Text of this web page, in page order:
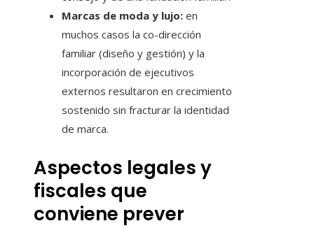
Marcas de moda y lujo: en
muchos casos la co-dirección
familiar (diseño y gestión) y la
incorporación de ejecutivos
externos resultaron en crecimiento
sostenido sin fracturar la identidad
de marca.
Aspectos legales y
fiscales que
conviene prever